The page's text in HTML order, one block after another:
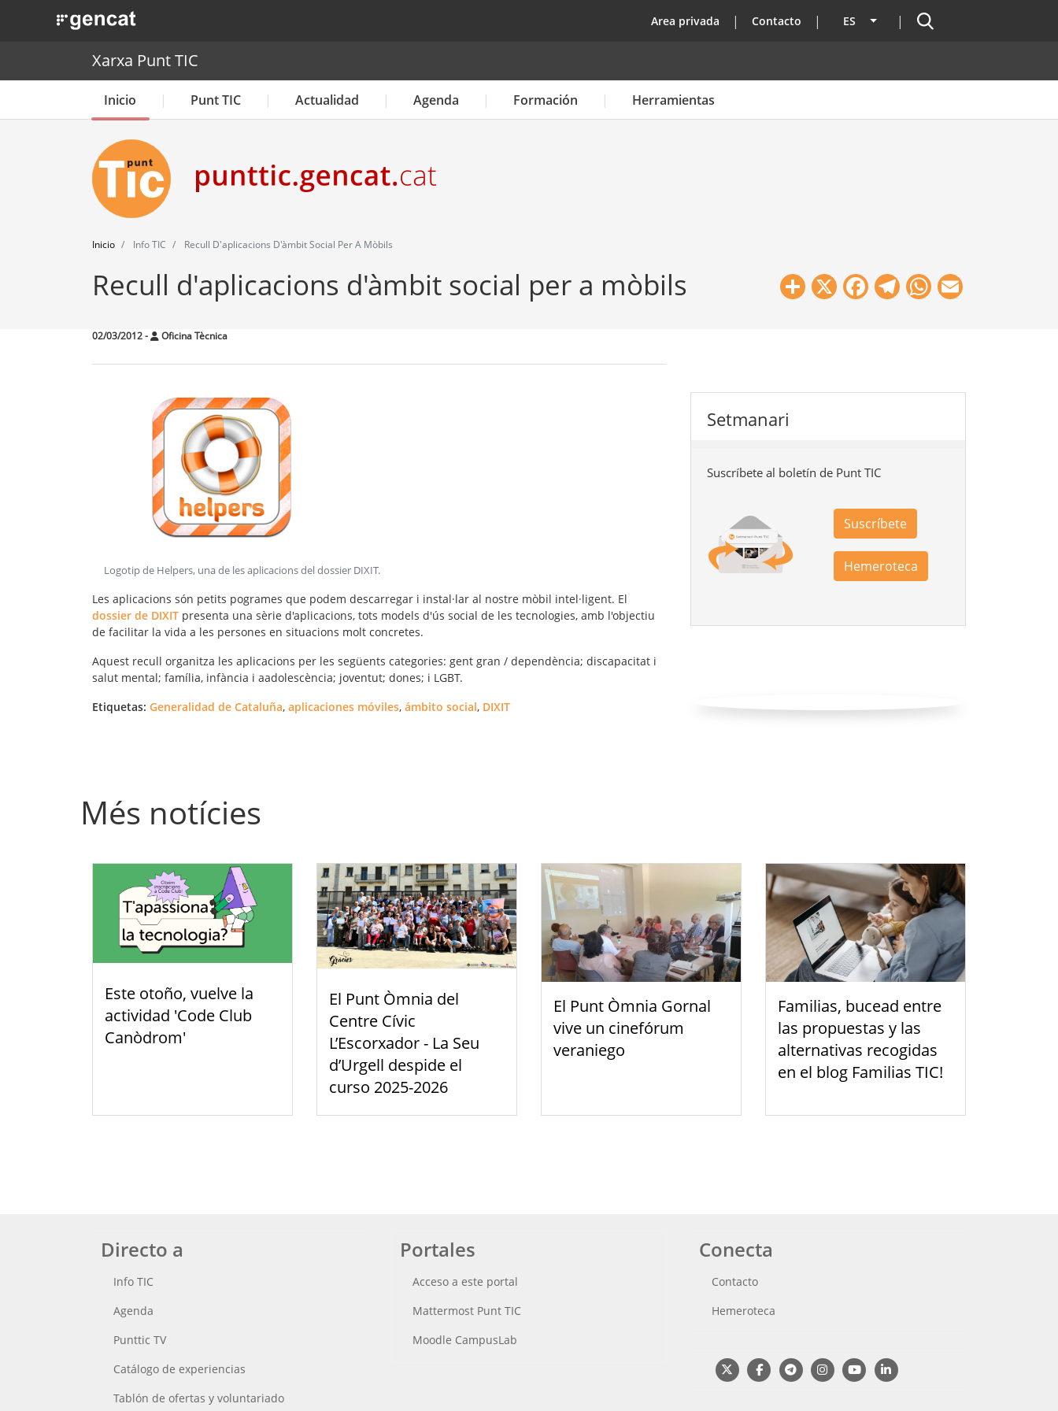
. Obre en una nova finestra. top
Area privada Contacto ES Lista adicional de acciones
Buscador
Xarxa Punt TIC
Inicio Punt TIC Actualidad Agenda Formación Herramientas
Inicio Info TIC Recull D'aplicacions D'àmbit Social Per A Mòbils
Recull d'aplicacions d'àmbit social per a mòbils Share
X Facebook
Telegram
WhatsApp
02/03/2012- Oficina Tècnica
Logotip de Helpers, una de les aplicacions del dossier DIXIT.
Les aplicacions són petits pogrames que podem descarregar i instal·lar al nostre mòbil intel·ligent. El
dossier de DIXIT presenta una sèrie d'aplicacions, tots models d'ús social de les tecnologies, amb l'objectiu
de facilitar la vida a les persones en situacions molt concretes.
Aquest recull organitza les aplicacions per les següents categories: gent gran / dependència; discapacitat i
salut mental; família, infància i aadolescència; joventut; dones; i LGBT.
Etiquetas: Generalidad de Cataluña, aplicaciones móviles, ámbito social, DIXIT
Setmanari
Suscríbete al boletín de Punt TIC
Suscríbete
Hemeroteca
Més notícies
Este otoño, vuelve la
actividad 'Code Club
Canòdrom'
El Punt Òmnia del
Centre Cívic
L’Escorxador - La Seu
d’Urgell despide el
curso 2025-2026
El Punt Òmnia Gornal
vive un cinefórum
veraniego
Familias, bucead entre
las propuestas y las
alternativas recogidas
en el blog Familias TIC!
Directo a
Info TIC
Agenda
Punttic TV
Catálogo de experiencias
Tablón de ofertas y voluntariado
Portales
Acceso a este portal
Mattermost Punt TIC
Moodle CampusLab
Conecta
Contacto
Hemeroteca